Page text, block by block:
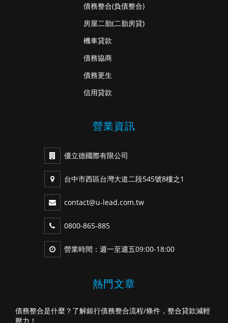
債務整合(負債整合)
房屋二胎(二胎房貸)
機車貸款
債務協商
債務更生
信用貸款
營業資訊
優立德國際有限公司
台中市西區台灣大道二段545號8樓之1
contact@u-lead.com.tw
0800-865-885
營業時間：週一至週五09:00-18:00
熱門文章
債務整合是什麼？了解銀行債務整合流程/條件，整合貸款減輕
壓力！